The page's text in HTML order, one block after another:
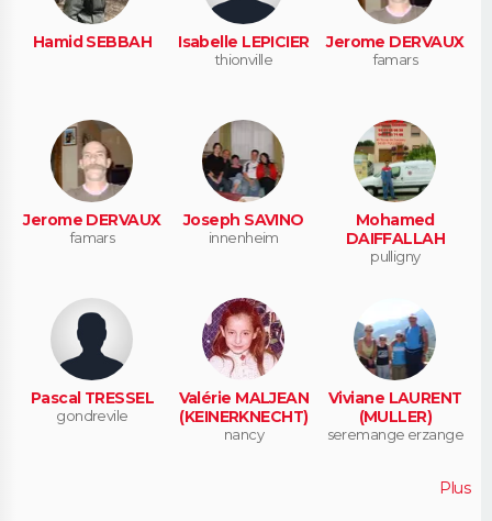
Hamid SEBBAH Isabelle LEPICIER
thionville
Jerome DERVAUX
famars
Jerome DERVAUX
famars
Joseph SAVINO
innenheim
Mohamed
DAIFFALLAH
pulligny
Pascal TRESSEL
gondrevile
Valérie MALJEAN
(KEINERKNECHT)
nancy
Viviane LAURENT
(MULLER)
seremange erzange
Plus